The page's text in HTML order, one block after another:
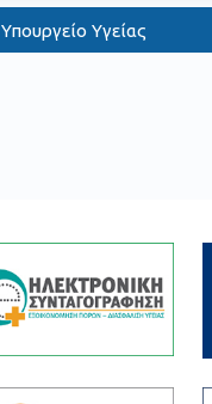
Υπουργείο Υγείας